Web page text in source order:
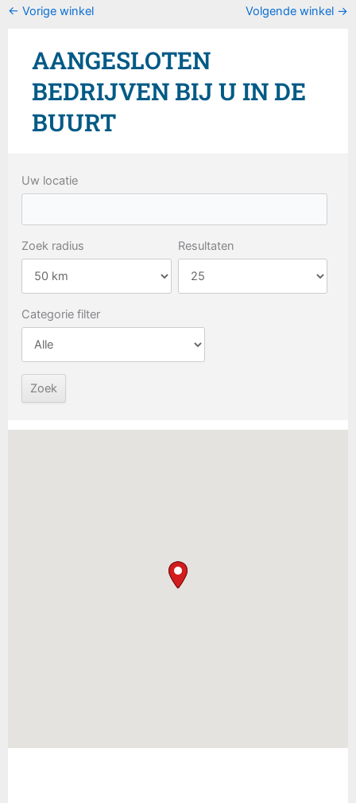
← Vorige winkel Volgende winkel →
AANGESLOTEN
BEDRIJVEN BIJ U IN DE
BUURT
Uw locatie
Zoek radius Resultaten
Categorie filter